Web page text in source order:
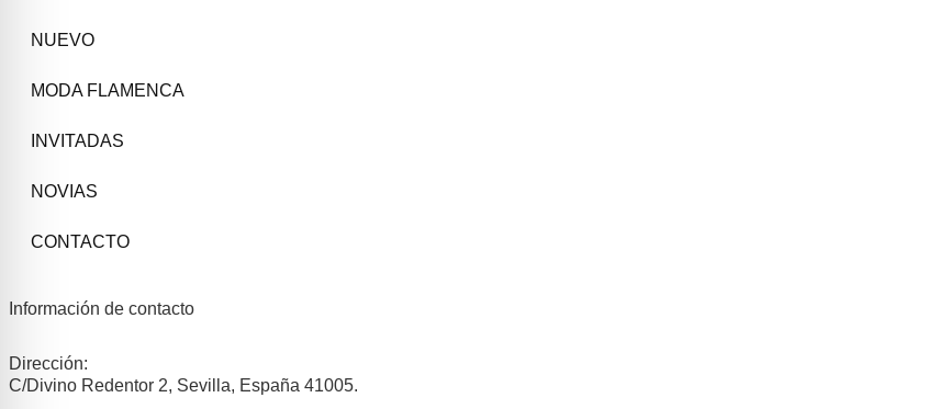
NUEVO
MODA FLAMENCA
INVITADAS
NOVIAS
CONTACTO
Información de contacto
Dirección:
C/Divino Redentor 2, Sevilla, España 41005.